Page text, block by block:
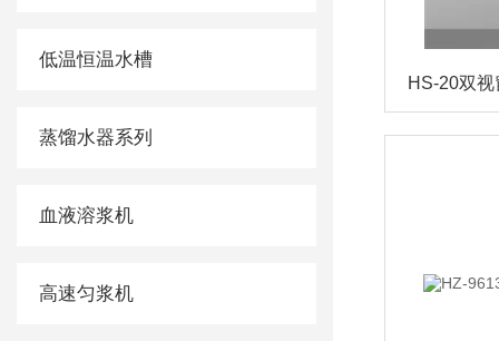
低温恒温水槽
蒸馏水器系列
血液溶浆机
高速匀浆机
HS-20双